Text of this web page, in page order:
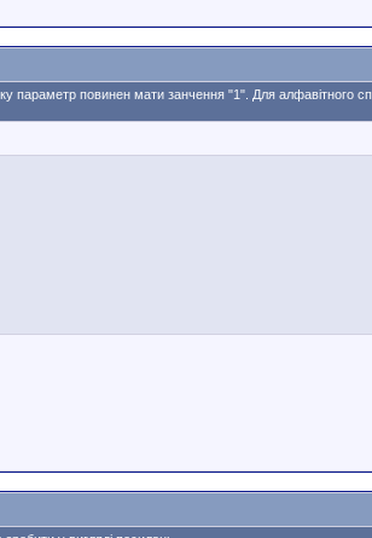
параметр повинен мати занчення "1". Для алфавітного